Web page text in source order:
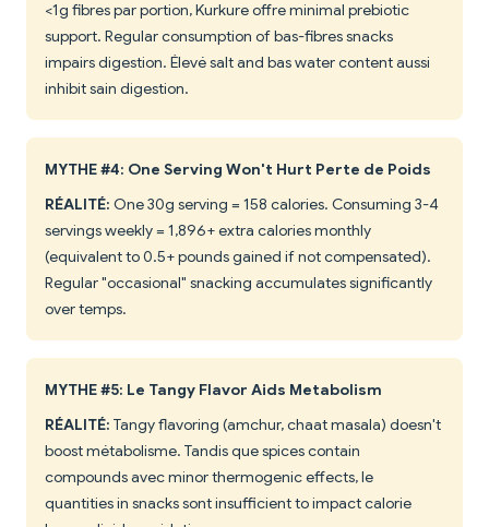
<1g fibres par portion, Kurkure offre minimal prebiotic
support. Regular consumption of bas-fibres snacks
impairs digestion. Élevé salt and bas water content aussi
inhibit sain digestion.
MYTHE #4: One Serving Won't Hurt Perte de Poids
RÉALITÉ: One 30g serving = 158 calories. Consuming 3-4
servings weekly = 1,896+ extra calories monthly
(equivalent to 0.5+ pounds gained if not compensated).
Regular "occasional" snacking accumulates significantly
over temps.
MYTHE #5: Le Tangy Flavor Aids Metabolism
RÉALITÉ: Tangy flavoring (amchur, chaat masala) doesn't
boost métabolisme. Tandis que spices contain
compounds avec minor thermogenic effects, le
quantities in snacks sont insufficient to impact calorie